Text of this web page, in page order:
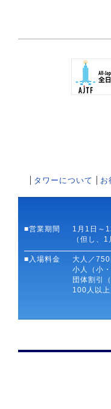
タワーについて お
■営業期間
1月1日～
（但し、
■入場料金
大人／750
小人（小
団体割引
100人以上